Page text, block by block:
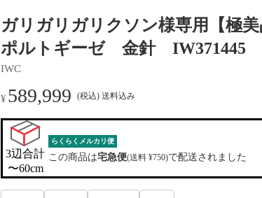
ガリガリガリクソン様専用【極
ポルトギーゼ 金針 IW371445
IWC
¥ 589,999 (税込) 送料込み
3辺合計
〜60cm
らくらくメルカリ便
この商品は宅急便(送料 ¥750)で配送されました